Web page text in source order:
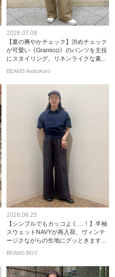
2026.07.08
【夏の爽やかチェック】渋めチェック
が可愛い《Gramicci》のパンツを主役
にスタイリング。リネンライクな素...
BEAMS Ikebukuro
2026.06.25
【シンプルでもカッコよく…！】半袖
スウェットNAVYが再入荷。ヴィンテ
ージさながらの生地にグッときます...
BEAMS BOY